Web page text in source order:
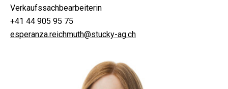
Verkaufssachbearbeiterin
+41 44 905 95 75
esperanza.reichmuth@stucky-ag.ch